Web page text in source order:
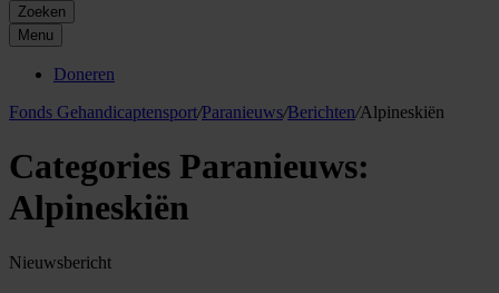
Zoeken
Menu
Doneren
Fonds Gehandicaptensport/Paranieuws/Berichten/Alpineskiën
Categories Paranieuws:
Alpineskiën
Nieuwsbericht